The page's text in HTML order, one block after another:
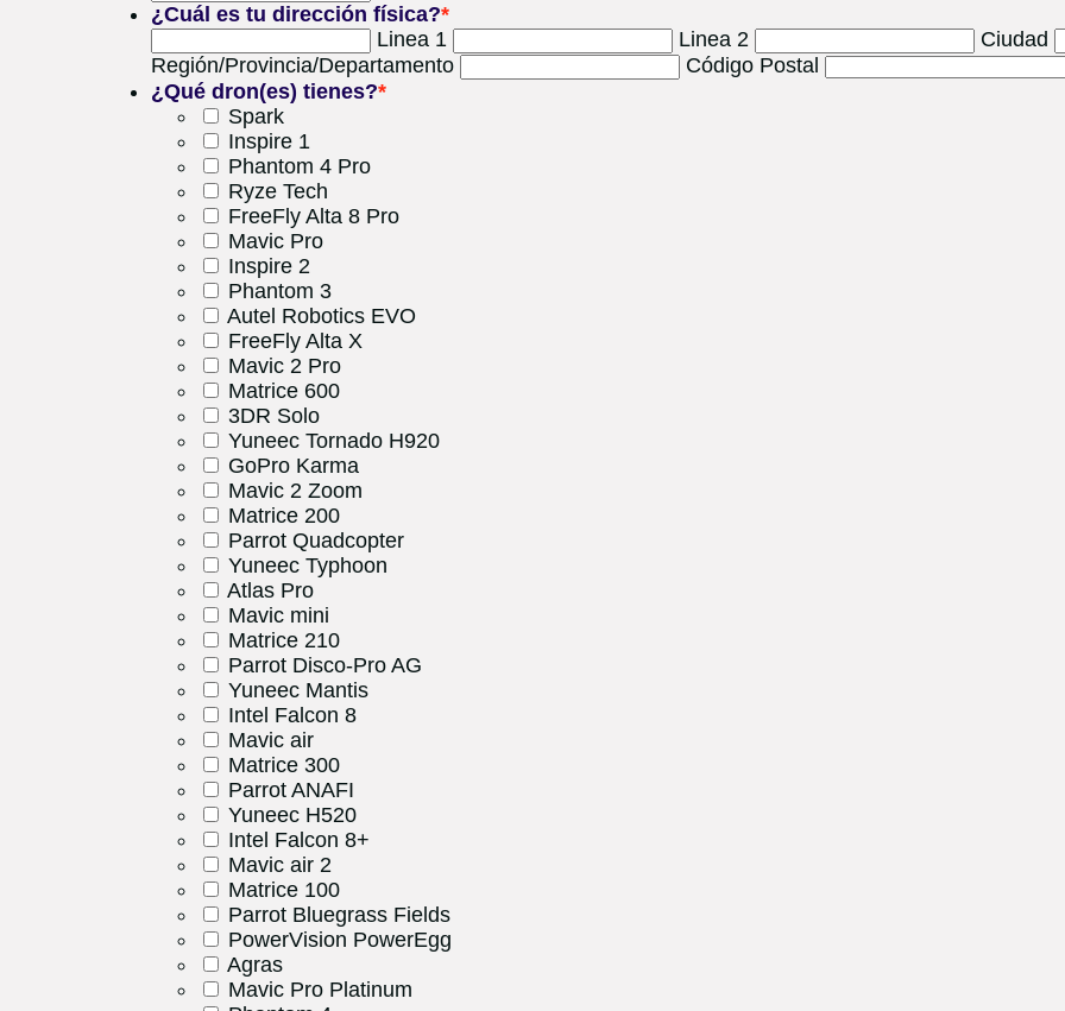
¿Cuál es tu dirección física?*
Linea 1
Linea 2
Ciudad
Región/Provincia/Departamento
Código Postal
¿Qué dron(es) tienes?*
Spark
Inspire 1
Phantom 4 Pro
Ryze Tech
FreeFly Alta 8 Pro
Mavic Pro
Inspire 2
Phantom 3
Autel Robotics EVO
FreeFly Alta X
Mavic 2 Pro
Matrice 600
3DR Solo
Yuneec Tornado H920
GoPro Karma
Mavic 2 Zoom
Matrice 200
Parrot Quadcopter
Yuneec Typhoon
Atlas Pro
Mavic mini
Matrice 210
Parrot Disco-Pro AG
Yuneec Mantis
Intel Falcon 8
Mavic air
Matrice 300
Parrot ANAFI
Yuneec H520
Intel Falcon 8+
Mavic air 2
Matrice 100
Parrot Bluegrass Fields
PowerVision PowerEgg
Agras
Mavic Pro Platinum